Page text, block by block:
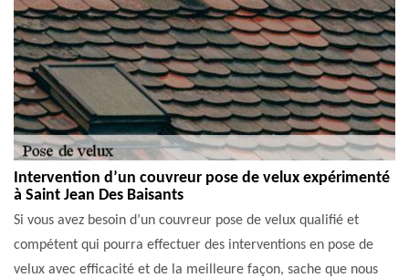
Intervention d’un couvreur pose de velux expérimenté
à Saint Jean Des Baisants
Si vous avez besoin d’un couvreur pose de velux qualifié et
compétent qui pourra effectuer des interventions en pose de
velux avec efficacité et de la meilleure façon, sache que nous